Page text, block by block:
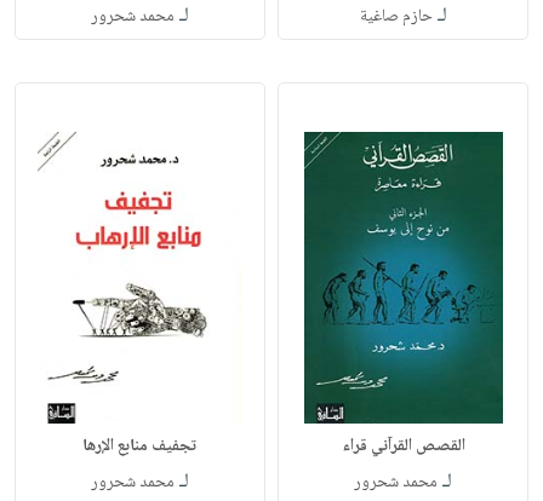
لـحازم صاغية لـ محمد شحرور
القصص القرآني قراء
لـ محمد شحرور
تجفيف منابع الإرها
لـ محمد شحرور